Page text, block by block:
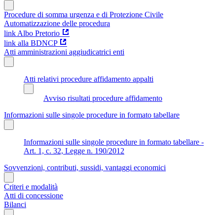
Procedure di somma urgenza e di Protezione Civile
Automatizzazione delle procedura
link Albo Pretorio
link alla BDNCP
Atti amministrazioni aggiudicatrici enti
Atti relativi procedure affidamento appalti
Avviso risultati procedure affidamento
Informazioni sulle singole procedure in formato tabellare
Informazioni sulle singole procedure in formato tabellare -
Art. 1, c. 32, Legge n. 190/2012
Sovvenzioni, contributi, sussidi, vantaggi economici
Criteri e modalità
Atti di concessione
Bilanci